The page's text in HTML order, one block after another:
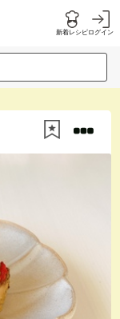
新着レシピログイン